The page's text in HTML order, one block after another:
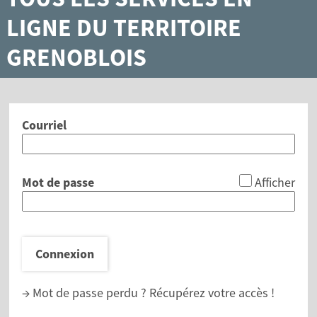
LIGNE DU TERRITOIRE
GRENOBLOIS
Courriel
Mot de passe Afficher
Connexion
→ Mot de passe perdu ? Récupérez votre accès !